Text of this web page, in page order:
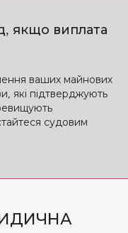
якщо виплата
ваших майнових
які підтверджують
судовим